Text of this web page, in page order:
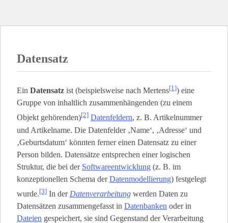
Datensatz
Ein Datensatz ist (beispielsweise nach Mertens[1]) eine
Gruppe von inhaltlich zusammenhängenden (zu einem
Objekt gehörenden)[2] Datenfeldern, z. B. Artikelnummer
und Artikelname. Die Datenfelder ‚Name‘, ‚Adresse‘ und
‚Geburtsdatum‘ könnten ferner einen Datensatz zu einer
Person bilden. Datensätze entsprechen einer logischen
Struktur, die bei der Softwareentwicklung (z. B. im
konzeptionellen Schema derDatenmodellierung) festgelegt
wurde.[3] In der Datenverarbeitung werden Daten zu
Datensätzen zusammengefasst in Datenbanken oder in
Dateien gespeichert, sie sind Gegenstand der Verarbeitung